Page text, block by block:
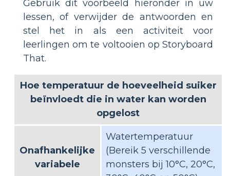
Gebruik dit voorbeeld hieronder in uw
lessen, of verwijder de antwoorden en
stel het in als een activiteit voor
leerlingen om te voltooien op Storyboard
That.
Hoe temperatuur de hoeveelheid suiker
beïnvloedt die in water kan worden
opgelost
Onafhankelijke
variabele
Watertemperatuur
(Bereik 5 verschillende
monsters bij 10°C, 20°C,